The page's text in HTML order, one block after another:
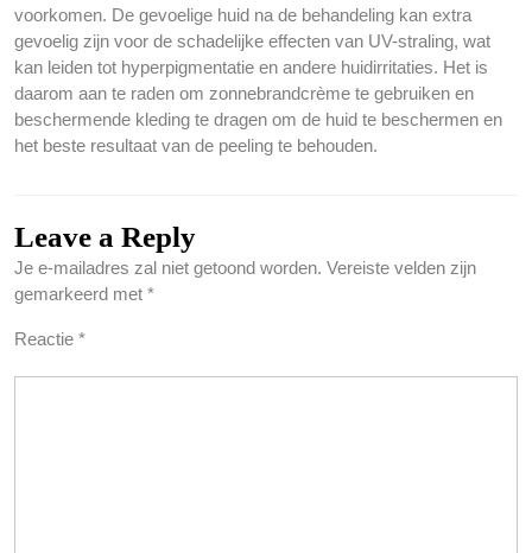
voorkomen. De gevoelige huid na de behandeling kan extra
gevoelig zijn voor de schadelijke effecten van UV-straling, wat
kan leiden tot hyperpigmentatie en andere huidirritaties. Het is
daarom aan te raden om zonnebrandcrème te gebruiken en
beschermende kleding te dragen om de huid te beschermen en
het beste resultaat van de peeling te behouden.
Leave a Reply
Je e-mailadres zal niet getoond worden. Vereiste velden zijn
gemarkeerd met *
Reactie *